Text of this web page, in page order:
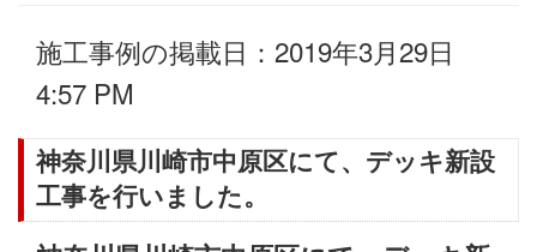
施工事例の掲載日：2019年3月29日
4:57 PM
神奈川県川崎市中原区にて、デッキ新設
工事を行いました。